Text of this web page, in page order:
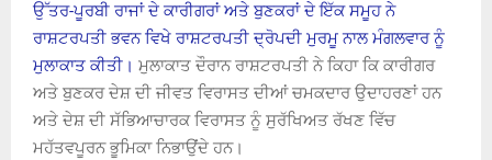
ਉੱਤਰ-ਪੂਰਬੀ ਰਾਜਾਂ ਦੇ ਕਾਰੀਗਰਾਂ ਅਤੇ ਬੁਣਕਰਾਂ ਦੇ ਇੱਕ ਸਮੂਹ ਨੇ
ਰਾਸ਼ਟਰਪਤੀ ਭਵਨ ਵਿਖੇ ਰਾਸ਼ਟਰਪਤੀ ਦ੍ਰੋਪਦੀ ਮੁਰਮੂ ਨਾਲ ਮੰਗਲਵਾਰ ਨੂੰ
ਮੁਲਾਕਾਤ ਕੀਤੀ। ਮੁਲਾਕਾਤ ਦੌਰਾਨ ਰਾਸ਼ਟਰਪਤੀ ਨੇ ਕਿਹਾ ਕਿ ਕਾਰੀਗਰ
ਅਤੇ ਬੁਣਕਰ ਦੇਸ਼ ਦੀ ਜੀਵਤ ਵਿਰਾਸਤ ਦੀਆਂ ਚਮਕਦਾਰ ਉਦਾਹਰਣਾਂ ਹਨ
ਅਤੇ ਦੇਸ਼ ਦੀ ਸੱਭਿਆਚਾਰਕ ਵਿਰਾਸਤ ਨੂੰ ਸੁਰੱਖਿਅਤ ਰੱਖਣ ਵਿੱਚ
ਮਹੱਤਵਪੂਰਨ ਭੂਮਿਕਾ ਨਿਭਾਉਂਦੇ ਹਨ।